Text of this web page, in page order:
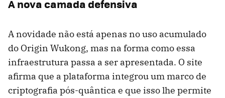
A nova camada defensiva
A novidade não está apenas no uso acumulado
do Origin Wukong, mas na forma como essa
infraestrutura passa a ser apresentada. O site
afirma que a plataforma integrou um marco de
criptografia pós-quântica e que isso lhe permite